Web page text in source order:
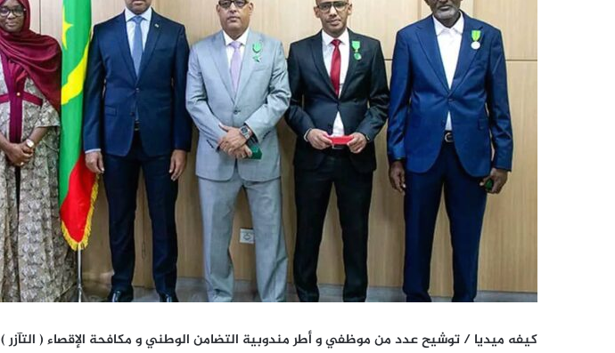
كيفه ميديا / توشيح عدد من موظفي و أطر مندوبية التضامن الوطني و مكافحة الإقصاء ( التآزر )